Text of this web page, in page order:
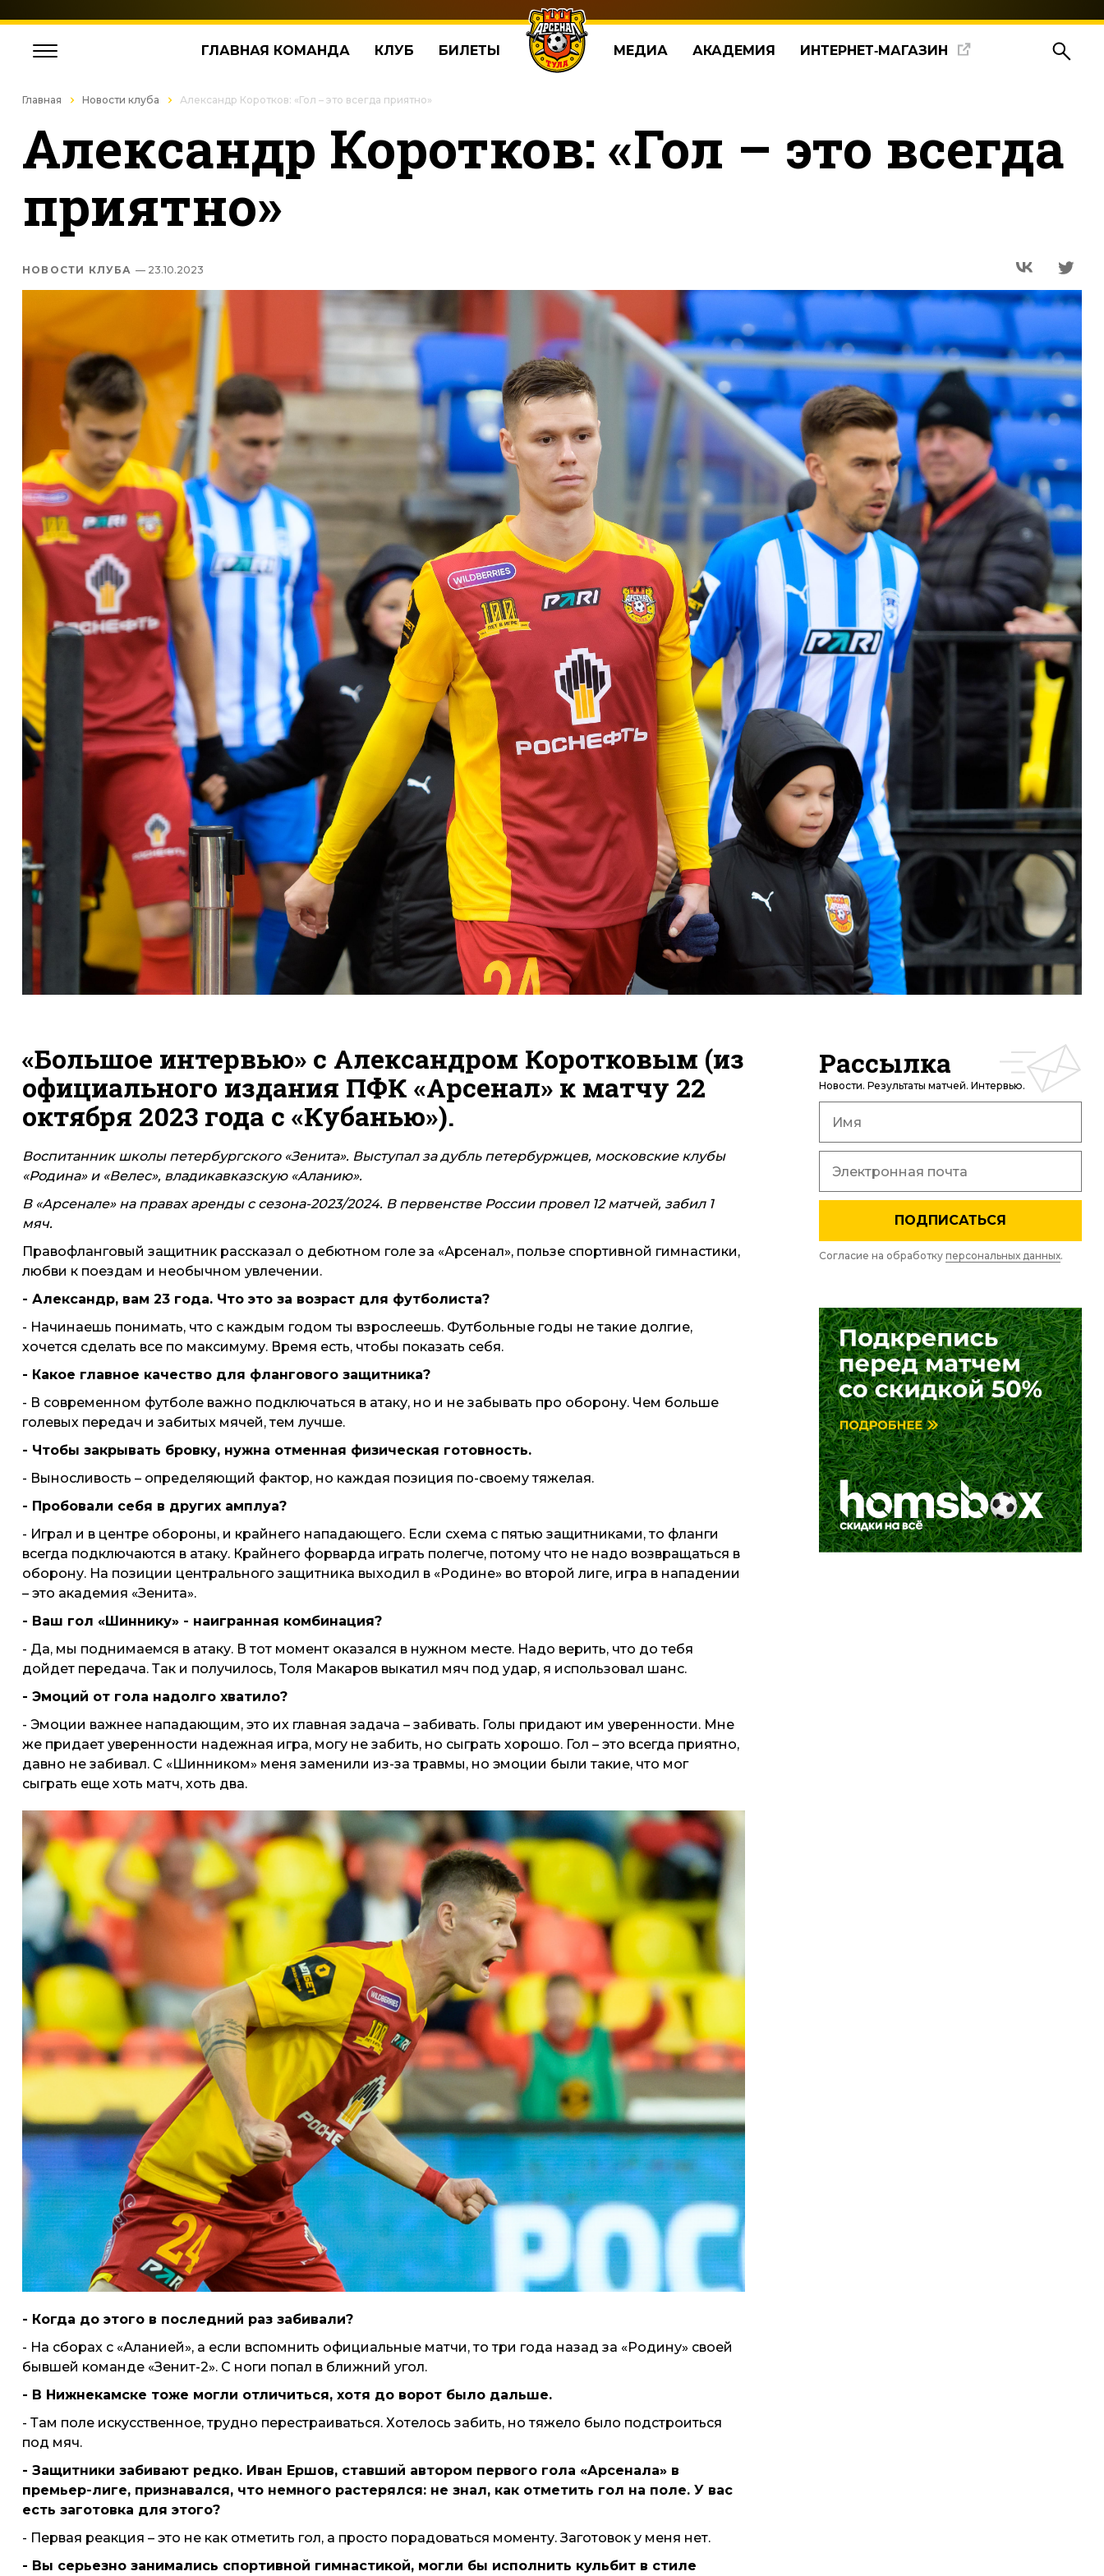
ГЛАВНАЯ КОМАНДА КЛУБ БИЛЕТЫ МЕДИА АКАДЕМИЯ ИНТЕРНЕТ‑МАГАЗИН
Главная Новости клуба Александр Коротков: «Гол – это всегда приятно»
Александр Коротков: «Гол – это всегда
приятно»
НОВОСТИ КЛУБА — 23.10.2023
«Большое интервью» с Александром Коротковым (из
официального издания ПФК «Арсенал» к матчу 22
октября 2023 года с «Кубанью»).
Воспитанник школы петербургского «Зенита». Выступал за дубль петербуржцев, московские клубы
«Родина» и «Велес», владикавказскую «Аланию».
В «Арсенале» на правах аренды с сезона-2023/2024. В первенстве России провел 12 матчей, забил 1
мяч.
Правофланговый защитник рассказал о дебютном голе за «Арсенал», пользе спортивной гимнастики,
любви к поездам и необычном увлечении.
- Александр, вам 23 года. Что это за возраст для футболиста?
- Начинаешь понимать, что с каждым годом ты взрослеешь. Футбольные годы не такие долгие,
хочется сделать все по максимуму. Время есть, чтобы показать себя.
- Какое главное качество для флангового защитника?
- В современном футболе важно подключаться в атаку, но и не забывать про оборону. Чем больше
голевых передач и забитых мячей, тем лучше.
- Чтобы закрывать бровку, нужна отменная физическая готовность.
- Выносливость – определяющий фактор, но каждая позиция по-своему тяжелая.
- Пробовали себя в других амплуа?
- Играл и в центре обороны, и крайнего нападающего. Если схема с пятью защитниками, то фланги
всегда подключаются в атаку. Крайнего форварда играть полегче, потому что не надо возвращаться в
оборону. На позиции центрального защитника выходил в «Родине» во второй лиге, игра в нападении
– это академия «Зенита».
- Ваш гол «Шиннику» - наигранная комбинация?
- Да, мы поднимаемся в атаку. В тот момент оказался в нужном месте. Надо верить, что до тебя
дойдет передача. Так и получилось, Толя Макаров выкатил мяч под удар, я использовал шанс.
- Эмоций от гола надолго хватило?
- Эмоции важнее нападающим, это их главная задача – забивать. Голы придают им уверенности. Мне
же придает уверенности надежная игра, могу не забить, но сыграть хорошо. Гол – это всегда приятно,
давно не забивал. С «Шинником» меня заменили из-за травмы, но эмоции были такие, что мог
сыграть еще хоть матч, хоть два.
- Когда до этого в последний раз забивали?
- На сборах с «Аланией», а если вспомнить официальные матчи, то три года назад за «Родину» своей
бывшей команде «Зенит-2». С ноги попал в ближний угол.
- В Нижнекамске тоже могли отличиться, хотя до ворот было дальше.
- Там поле искусственное, трудно перестраиваться. Хотелось забить, но тяжело было подстроиться
под мяч.
- Защитники забивают редко. Иван Ершов, ставший автором первого гола «Арсенала» в
премьер-лиге, признавался, что немного растерялся: не знал, как отметить гол на поле. У вас
есть заготовка для этого?
- Первая реакция – это не как отметить гол, а просто порадоваться моменту. Заготовок у меня нет.
- Вы серьезно занимались спортивной гимнастикой, могли бы исполнить кульбит в стиле
Рассылка
Новости. Результаты матчей. Интервью.
ПОДПИСАТЬСЯ
Согласие на обработку персональных данных.